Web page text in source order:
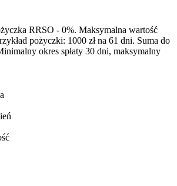
RRSO - 0%. Maksymalna wartość
pożyczki: 1000 zł na 61 dni. Suma do
okres spłaty 30 dni, maksymalny